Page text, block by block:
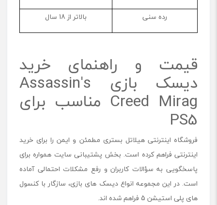
رده سنی
بالاتر از 18 سال
قیمت و راهنمای خرید
دیسک بازی Assassin's
Creed Mirag مناسب برای
PS5
فروشگاه اینترنتی هیلاتل بستری مطمئن و ایمن را برای خرید
اینترنتی فراهم کرده است. بخش پشتیبانی سایت همواره برای
پاسخگویی به سؤالات کاربران و رفع مشکلات احتمالی آماده
است. در این مجموعه انواع دیسک های بازی، سازگار با کنسول
های پلی استیشن 5 فراهم شده اند.